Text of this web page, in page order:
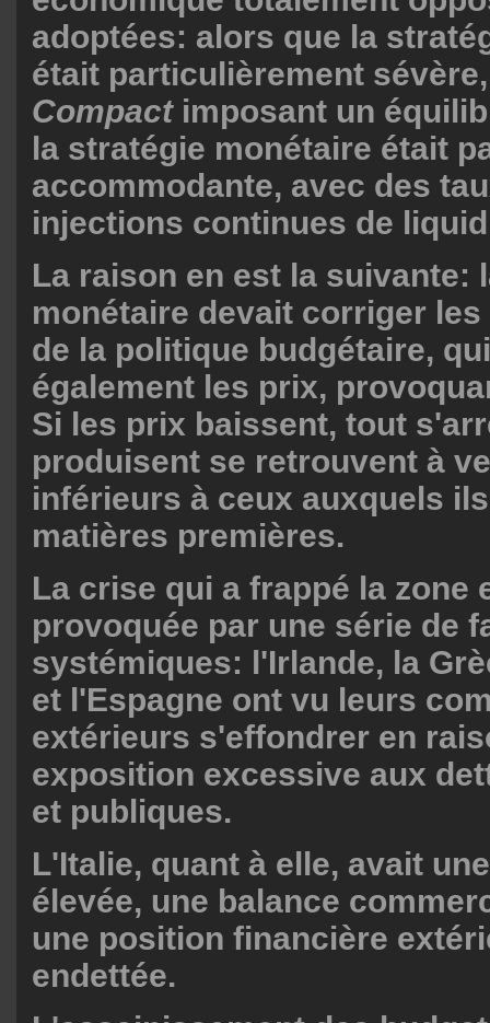
adoptées: alors que la
était particulièrement
Compactimposant un
la stratégie monétaire était
accommodante, avec des
injections continues de
La raison en est la suivante:
monétaire devait corriger
de la politique budgétaire,
également les prix,
Si les prix baissent, tout
produisent se retrouvent à
inférieurs à ceux auxquels
matières premières.
La crise qui a frappé la zone
provoquée par une série de
systémiques: l'Irlande, la
et l'Espagne ont vu leurs
extérieurs s'effondrer en
exposition excessive aux
et publiques.
L'Italie, quant à elle, avait
élevée, une balance
une position financière
endettée.